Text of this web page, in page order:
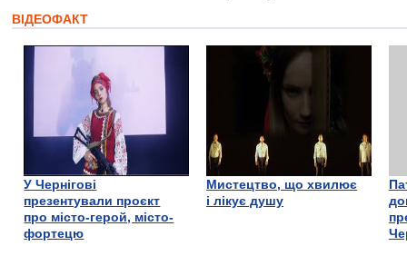
ВІДЕОФАКТ
У Чернігові
презентували проєкт
про місто-герой, місто-
фортецю
Мистецтво, що хвилює
і лікує душу